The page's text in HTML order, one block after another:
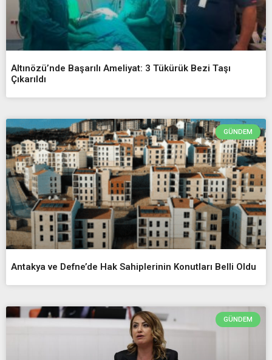
Altınözü’nde Başarılı Ameliyat: 3 Tükürük Bezi Taşı
Çıkarıldı
GÜNDEM
Antakya ve Defne’de Hak Sahiplerinin Konutları Belli Oldu
GÜNDEM